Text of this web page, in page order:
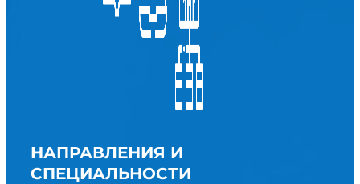
НАПРАВЛЕНИЯ И
СПЕЦИАЛЬНОСТИ